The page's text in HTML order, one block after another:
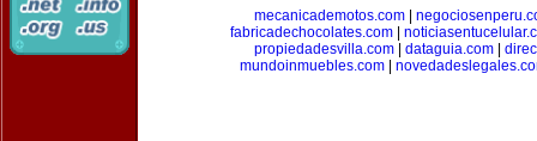
mecanicademotos.com|
fabricadechocolates.com|
propiedadesvilla.com| dataguia.com|
mundoinmuebles.com